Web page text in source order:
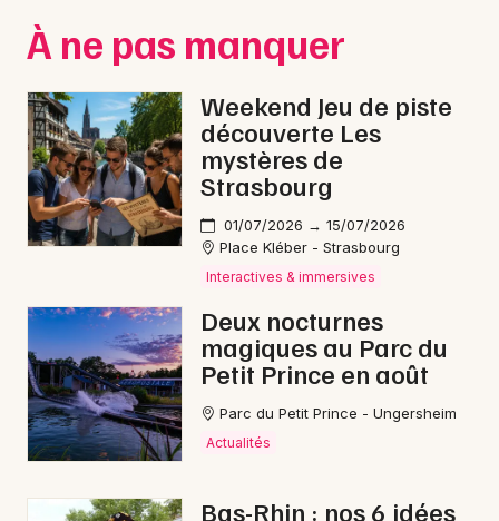
Je m'abonne
À ne pas manquer
Weekend Jeu de piste
découverte Les
mystères de
Strasbourg
01/07/2026 → 15/07/2026
Place Kléber - Strasbourg
Interactives & immersives
Deux nocturnes
magiques au Parc du
Petit Prince en août
Parc du Petit Prince - Ungersheim
Actualités
Bas-Rhin : nos 6 idées